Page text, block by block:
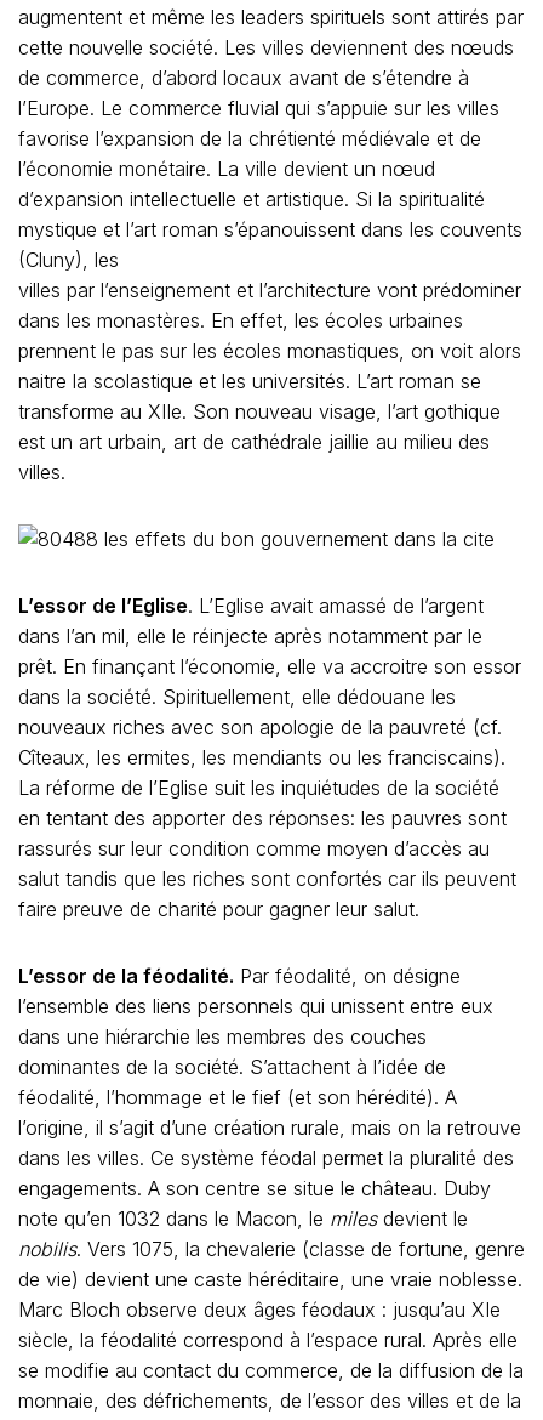
augmentent et même les leaders spirituels sont attirés par
cette nouvelle société. Les villes deviennent des nœuds
de commerce, d’abord locaux avant de s’étendre à
l’Europe. Le commerce fluvial qui s’appuie sur les villes
favorise l’expansion de la chrétienté médiévale et de
l’économie monétaire. La ville devient un nœud
d’expansion intellectuelle et artistique. Si la spiritualité
mystique et l’art roman s’épanouissent dans les couvents
(Cluny), les
villes par l’enseignement et l’architecture vont prédominer
dans les monastères. En effet, les écoles urbaines
prennent le pas sur les écoles monastiques, on voit alors
naitre la scolastique et les universités. L’art roman se
transforme au XIIe. Son nouveau visage, l’art gothique
est un art urbain, art de cathédrale jaillie au milieu des
villes.
L’essor de l’Eglise. L’Eglise avait amassé de l’argent
dans l’an mil, elle le réinjecte après notamment par le
prêt. En finançant l’économie, elle va accroitre son essor
dans la société. Spirituellement, elle dédouane les
nouveaux riches avec son apologie de la pauvreté (cf.
Cîteaux, les ermites, les mendiants ou les franciscains).
La réforme de l’Eglise suit les inquiétudes de la société
en tentant des apporter des réponses: les pauvres sont
rassurés sur leur condition comme moyen d’accès au
salut tandis que les riches sont confortés car ils peuvent
faire preuve de charité pour gagner leur salut.
L’essor de la féodalité. Par féodalité, on désigne
l’ensemble des liens personnels qui unissent entre eux
dans une hiérarchie les membres des couches
dominantes de la société. S’attachent à l’idée de
féodalité, l’hommage et le fief (et son hérédité). A
l’origine, il s’agit d’une création rurale, mais on la retrouve
dans les villes. Ce système féodal permet la pluralité des
engagements. A son centre se situe le château. Duby
note qu’en 1032 dans le Macon, le milesdevient le
nobilis. Vers 1075, la chevalerie (classe de fortune, genre
de vie) devient une caste héréditaire, une vraie noblesse.
Marc Bloch observe deux âges féodaux : jusqu’au XIe
siècle, la féodalité correspond à l’espace rural. Après elle
se modifie au contact du commerce, de la diffusion de la
monnaie, des défrichements, de l’essor des villes et de la